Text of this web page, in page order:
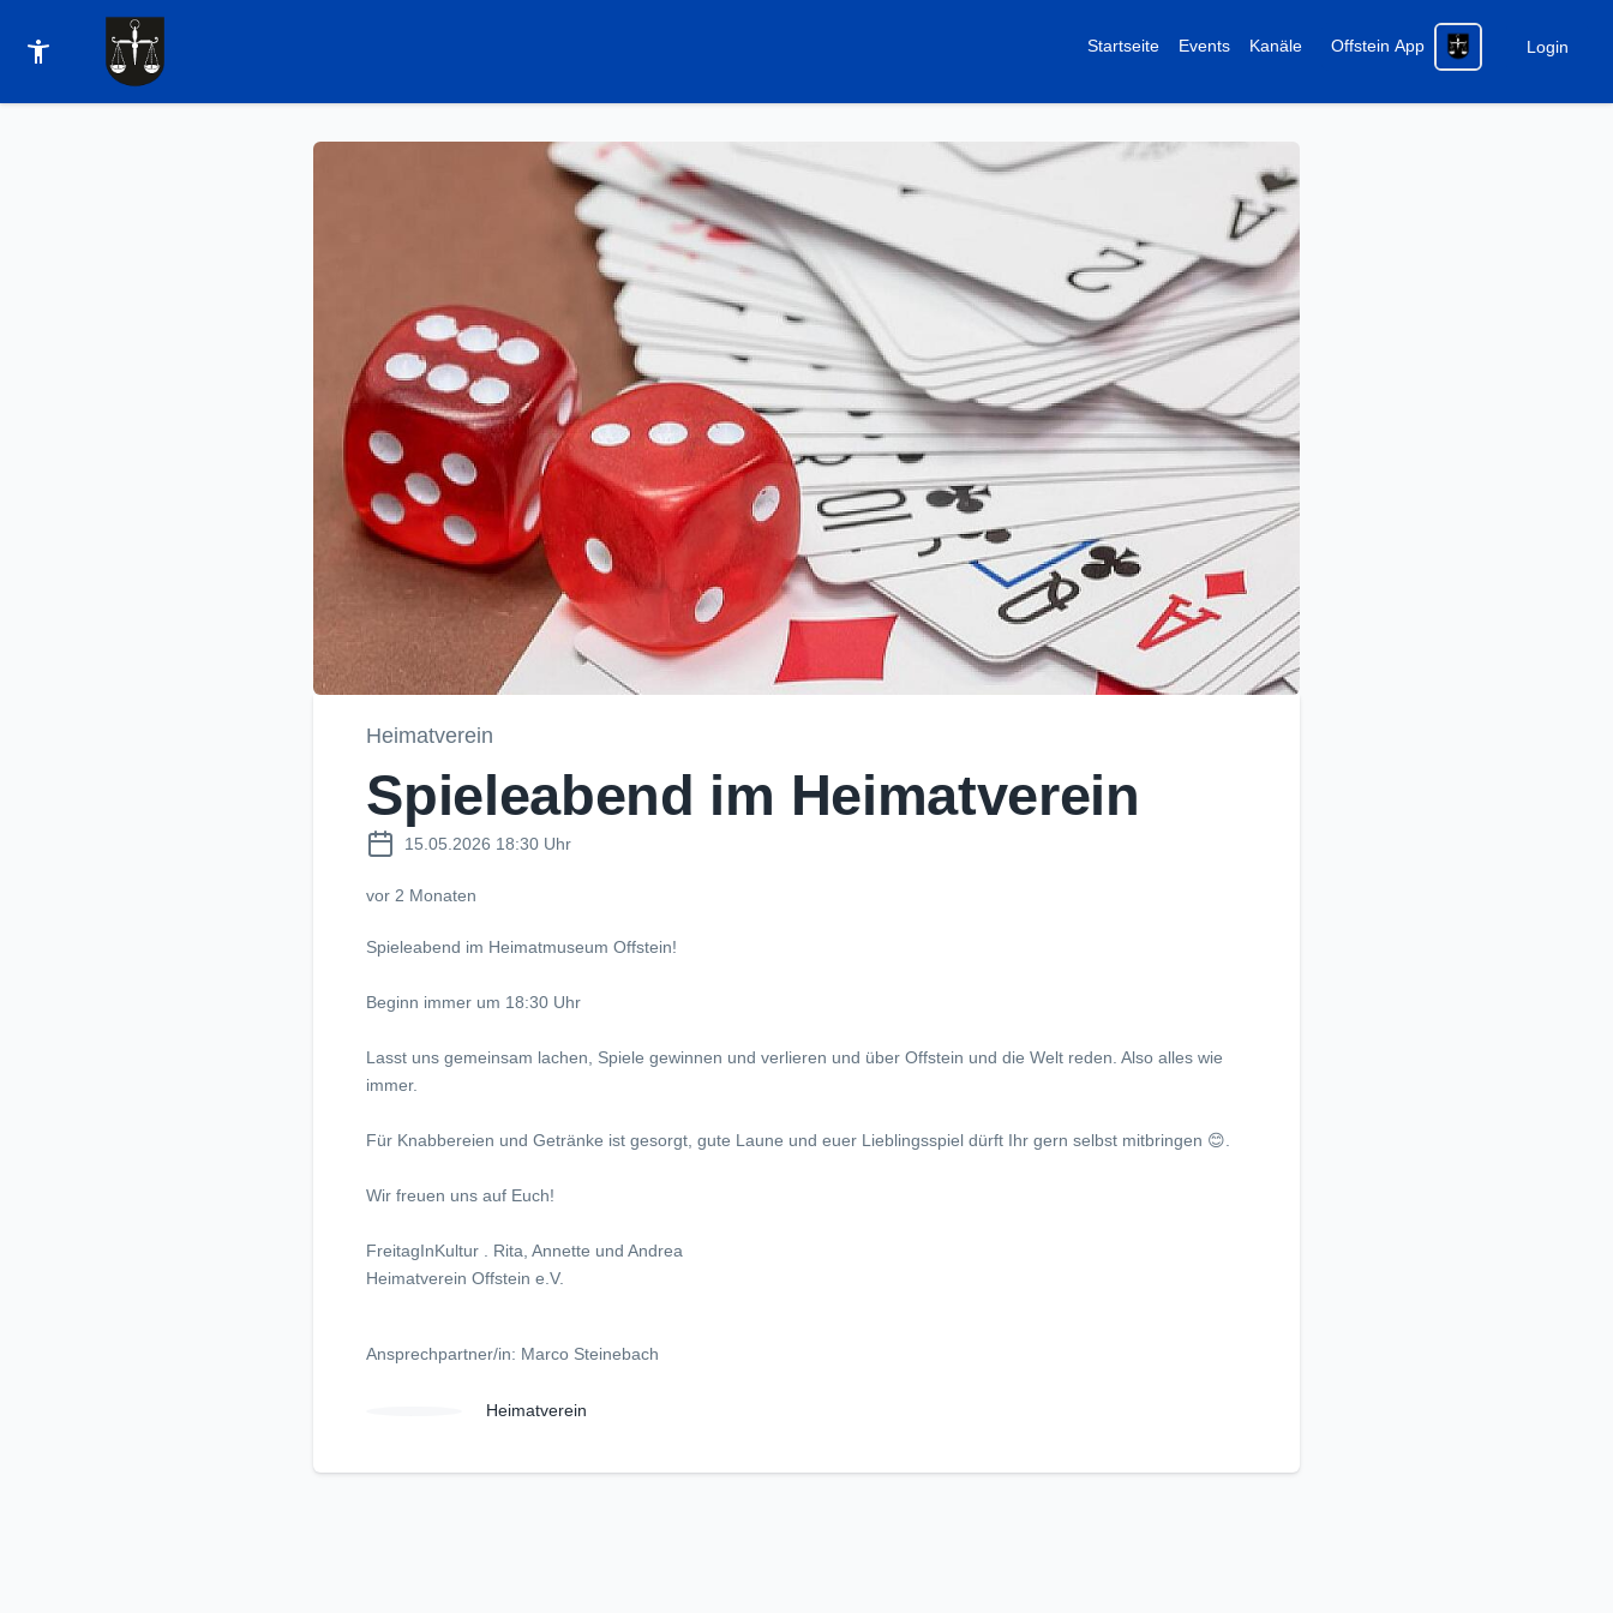
Startseite Events Kanäle Offstein App Login
Heimatverein
Spieleabend im Heimatverein
15.05.2026 18:30 Uhr
vor 2 Monaten
Spieleabend im Heimatmuseum Offstein!
Beginn immer um 18:30 Uhr
Lasst uns gemeinsam lachen, Spiele gewinnen und verlieren und über Offstein und die Welt reden. Also alles wie
immer.
Für Knabbereien und Getränke ist gesorgt, gute Laune und euer Lieblingsspiel dürft Ihr gern selbst mitbringen 😊.
Wir freuen uns auf Euch!
FreitagInKultur . Rita, Annette und Andrea
Heimatverein Offstein e.V.
Ansprechpartner/in: Marco Steinebach
Heimatverein